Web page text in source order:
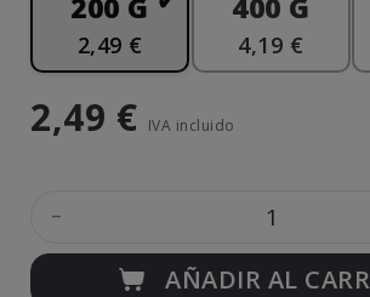
2,49 € 4,19 €
2,49 € IVA incluido
-
AÑADIR AL